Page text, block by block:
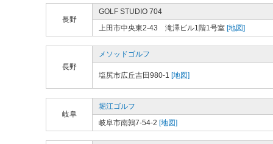
長野
GOLF STUDIO 704
上田市中央東2-43 滝澤ビル1階1号室 [地図]
長野
メソッドゴルフ
塩尻市広丘吉田980-1 [地図]
岐阜
堀江ゴルフ
岐阜市南鶉7-54-2 [地図]